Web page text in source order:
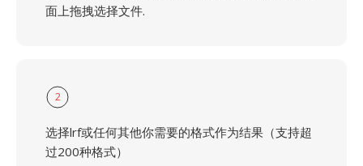
面上拖拽选择文件.
2
选择lrf或任何其他你需要的格式作为结果（支持超
过200种格式）